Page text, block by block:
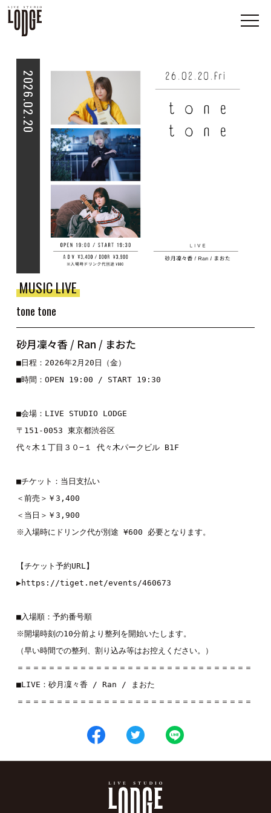
2026.02.20
MUSIC LIVE
tone tone
砂月凜々香 / Ran / まおた
■日程：2026年2月20日（金）
■時間：OPEN 19:00 / START 19:30
■会場：LIVE STUDIO LODGE
〒151-0053 東京都渋谷区
代々木１丁目３０−１ 代々木パークビル B1F
■チケット：当日支払い
＜前売＞￥3,400
＜当日＞￥3,900
※入場時にドリンク代が別途 ¥600 必要となります。
【チケット予約URL】
▶︎https://tiget.net/events/460673
■入場順：予約番号順
※開場時刻の10分前より整列を開始いたします。
（早い時間での整列、割り込み等はお控えください。）
＝＝＝＝＝＝＝＝＝＝＝＝＝＝＝＝＝＝＝＝＝＝＝＝＝＝＝＝＝＝
■LIVE： 砂月凜々香 / Ran /
まおた
＝＝＝＝＝＝＝＝＝＝＝＝＝＝＝＝＝＝＝＝＝＝＝＝＝＝＝＝＝＝